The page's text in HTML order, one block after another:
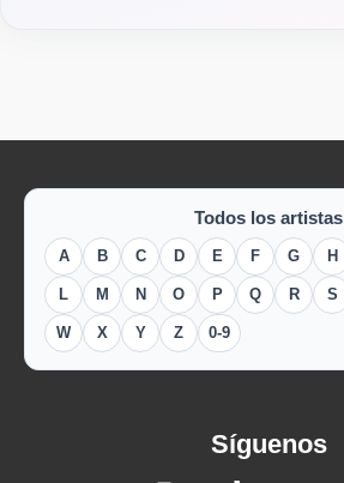
Todos los artistas
A B C D E F G H
L M N O P Q R S
W X Y Z 0-9
Síguenos